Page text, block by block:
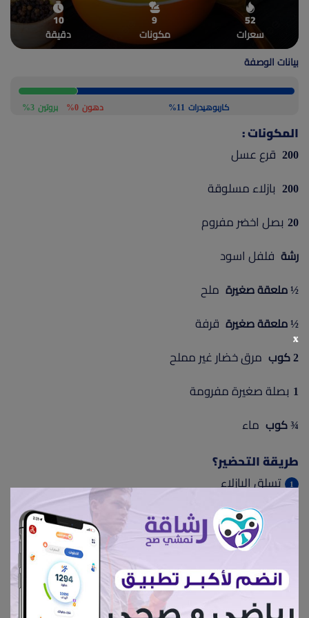
أعلن معنا(current)
52
سعرات
9
مكونات
10
دقيقة
بيانات الوصفة
كاربوهيدرات 11% دهون 0% بروتين 3%
المكونات :
200 قرع عسل
200 بازلاء مسلوقة
20 بصل اخضر مفروم
رشة فلفل اسود
½ ملعقة صغيرة ملح
½ ملعقة صغيرة قرفة
2 كوب مرق خضار غير مملح
1 بصلة صغيرة مفرومة
¾ كوب ماء
طريقة التحضير؟
تسلق البازلاء
يقطع القرع لمكعبات والبصل وتترك في ماء السلق حتى
يصبح البصل طري (حوالي 3 دقائق).
اضف المرق، والتوابل والملح.
قوم بالتقليب ثم نترك الوعاء حتى الغليان. بعد الغليان
x